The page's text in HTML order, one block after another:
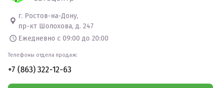
г. Ростов-на-Дону,
пр-кт Шолохова, д. 247
Ежедневно с 09:00 до 20:00
Телефоны отдела продаж:
+7 (863) 322-12-63